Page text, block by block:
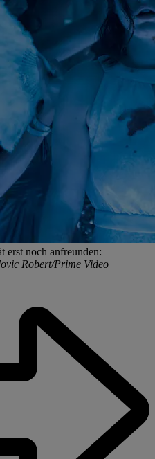
erst noch anfreunden:
Robert/Prime Video